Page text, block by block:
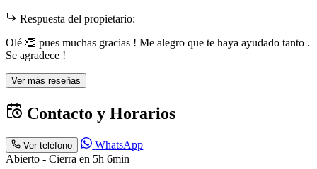
Respuesta del propietario:
Olé 👏 pues muchas gracias ! Me alegro que te haya ayudado tanto .
Se agradece !
Ver más reseñas
Contacto y Horarios
Ver teléfono
WhatsApp
Abierto - Cierra en 5h 6min